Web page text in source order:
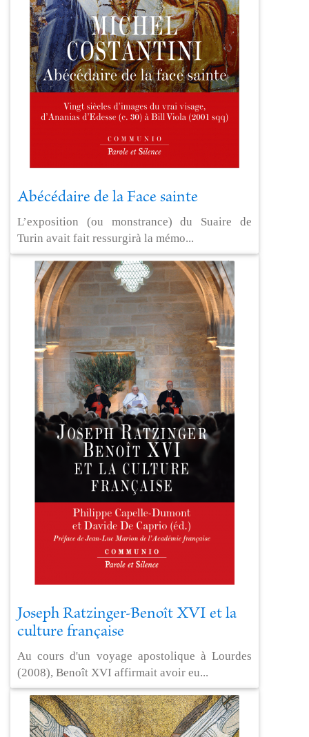
Abécédaire de la Face sainte
L’exposition (ou monstrance) du Suaire de
Turin avait fait ressurgirà la mémo...
Joseph Ratzinger-Benoît XVI et la
culture française
Au cours d'un voyage apostolique à Lourdes
(2008), Benoît XVI affirmait avoir eu...